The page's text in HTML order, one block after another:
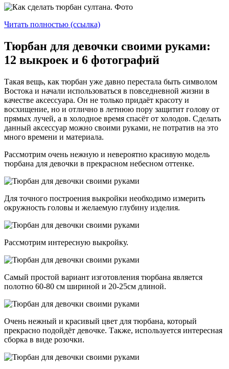
Читать полностью (ссылка)
Тюрбан для девочки своими руками:
12 выкроек и 6 фотографий
Такая вещь, как тюрбан уже давно перестала быть символом
Востока и начали использоваться в повседневной жизни в
качестве аксессуара. Он не только придаёт красоту и
восхищение, но и отлично в летнюю пору защитит голову от
прямых лучей, а в холодное время спасёт от холодов. Сделать
данный аксессуар можно своими руками, не потратив на это
много времени и материала.
Рассмотрим очень нежную и невероятно красивую модель
тюрбана для девочки в прекрасном небесном оттенке.
Для точного построения выкройки необходимо измерить
окружность головы и желаемую глубину изделия.
Рассмотрим интересную выкройку.
Самый простой вариант изготовления тюрбана является
полотно 60-80 см шириной и 20-25см длиной.
Очень нежный и красивый цвет для тюрбана, который
прекрасно подойдёт девочке. Также, используется интересная
сборка в виде розочки.